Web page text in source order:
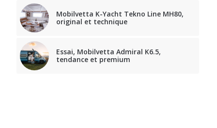
Mobilvetta K-Yacht Tekno Line MH80,
original et technique
Essai, Mobilvetta Admiral K6.5,
tendance et premium